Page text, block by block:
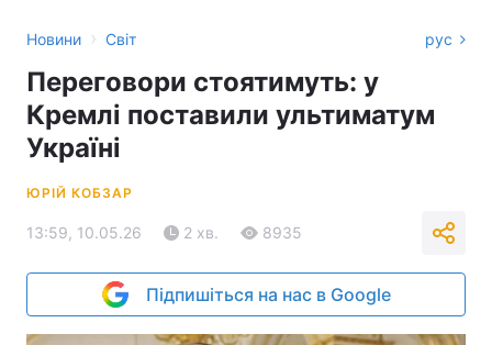
Новини › Світ рус
Переговори стоятимуть: у
Кремлі поставили ультиматум
Україні
ЮРІЙ КОБЗАР
13:59, 10.05.26 2 хв. 8935
Підпишіться на нас в Google